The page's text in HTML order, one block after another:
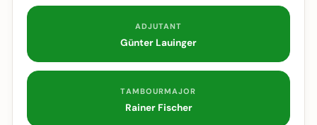
ADJUTANT
Günter Lauinger
TAMBOURMAJOR
Rainer Fischer